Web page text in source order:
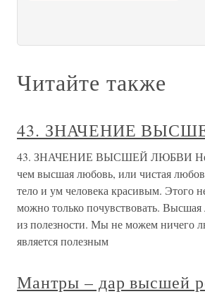
Читайте также
43. ЗНАЧЕНИЕ
43. ЗНАЧЕНИЕ ВЫСШЕЙ ЛЮБВИ Нет
чем высшая любовь, или чистая
тело и ум человека красивым. Этого
можно только почувствовать.
из полезности. Мы не можем ничего
является полезным
Мантры – дар высшей